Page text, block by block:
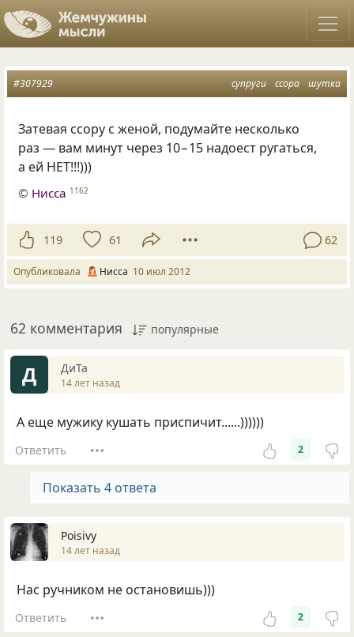
супруги ссора шутка
#307929
Затевая ссору с женой, подумайте несколько
раз — вам минут через 10−15 надоест ругаться,
а ей НЕТ!!!)))
© Нисса 1162
119 61 62
Опубликовала Нисса 10 июл 2012
62 комментария популярные
Д ДиТа
14 лет назад
А еще мужику кушать приспичит......))))))
Ответить 2
Показать 4 ответа
Poisivy
14 лет назад
Нас ручником не остановишь)))
Ответить 2